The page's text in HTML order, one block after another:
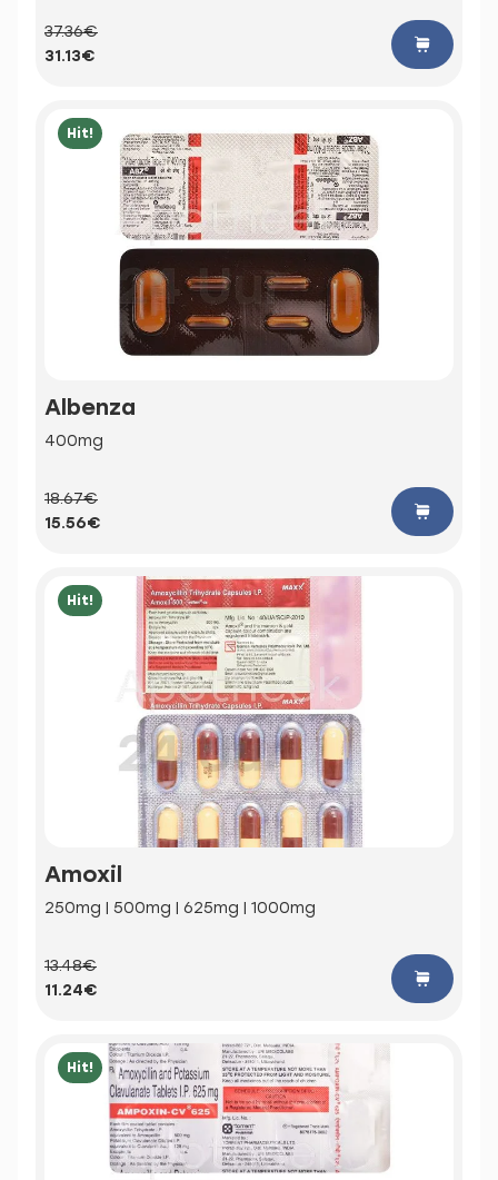
37.36€
31.13€
Hit!
Albenza
400mg
18.67€
15.56€
Hit!
Amoxil
250mg | 500mg | 625mg | 1000mg
13.48€
11.24€
Hit!